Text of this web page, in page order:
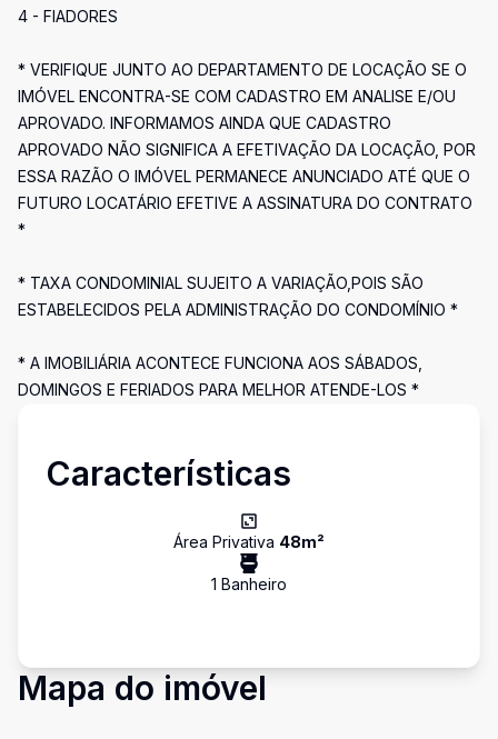
4 - FIADORES
* VERIFIQUE JUNTO AO DEPARTAMENTO DE LOCAÇÃO SE O
IMÓVEL ENCONTRA-SE COM CADASTRO EM ANALISE E/OU
APROVADO. INFORMAMOS AINDA QUE CADASTRO
APROVADO NÃO SIGNIFICA A EFETIVAÇÃO DA LOCAÇÃO, POR
ESSA RAZÃO O IMÓVEL PERMANECE ANUNCIADO ATÉ QUE O
FUTURO LOCATÁRIO EFETIVE A ASSINATURA DO CONTRATO
*
* TAXA CONDOMINIAL SUJEITO A VARIAÇÃO,POIS SÃO
ESTABELECIDOS PELA ADMINISTRAÇÃO DO CONDOMÍNIO *
* A IMOBILIÁRIA ACONTECE FUNCIONA AOS SÁBADOS,
DOMINGOS E FERIADOS PARA MELHOR ATENDE-LOS *
Características
Área Privativa 48m²
1 Banheiro
Mapa do imóvel